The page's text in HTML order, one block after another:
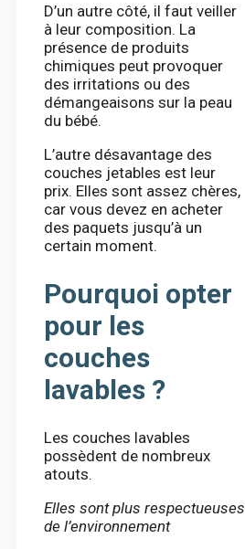
D’un autre côté, il faut veiller
à leur composition. La
présence de produits
chimiques peut provoquer
des irritations ou des
démangeaisons sur la peau
du bébé.
L’autre désavantage des
couches jetables est leur
prix. Elles sont assez chères,
car vous devez en acheter
des paquets jusqu’à un
certain moment.
Pourquoi opter
pour les
couches
lavables ?
Les couches lavables
possèdent de nombreux
atouts.
Elles sont plus respectueuses
de l’environnement